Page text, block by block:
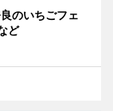
のいちごフェ
ど